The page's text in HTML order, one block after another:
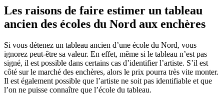
Les raisons de faire estimer un tableau
ancien des écoles du Nord aux enchères
Si vous détenez un tableau ancien d’une école du Nord, vous
ignorez peut-être sa valeur. En effet, même si le tableau n’est pas
signé, il est possible dans certains cas d’identifier l’artiste. S’il est
côté sur le marché des enchères, alors le prix pourra très vite monter.
Il est également possible que l’artiste ne soit pas identifiable et que
l’on ne puisse connaître que l’école du tableau.